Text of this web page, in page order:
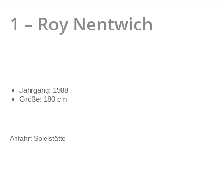
1 – Roy Nentwich
Jahrgang: 1988
Größe: 180 cm
Anfahrt Spielstätte